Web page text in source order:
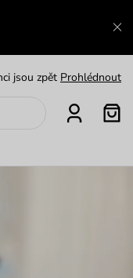
jsou zpět Prohlédnout
Nech se inspirovat Ukázat